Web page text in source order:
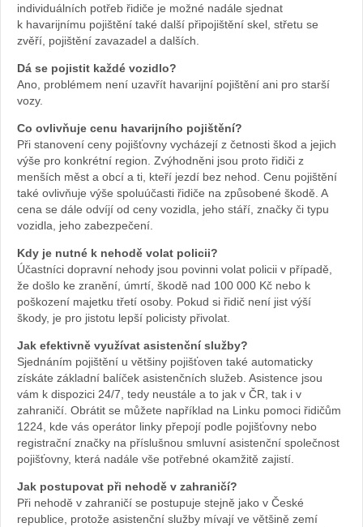
individuálních potřeb řidiče je možné nadále sjednat
k havarijnímu pojištění také další připojištění skel, střetu se
zvěří, pojištění zavazadel a dalších.
Dá se pojistit každé vozidlo?
Ano, problémem není uzavřít havarijní pojištění ani pro starší
vozy.
Co ovlivňuje cenu havarijního pojištění?
Při stanovení ceny pojišťovny vycházejí z četnosti škod a jejich
výše pro konkrétní region. Zvýhodněni jsou proto řidiči z
menších měst a obcí a ti, kteří jezdí bez nehod. Cenu pojištění
také ovlivňuje výše spoluúčasti řidiče na způsobené škodě. A
cena se dále odvíjí od ceny vozidla, jeho stáří, značky či typu
vozidla, jeho zabezpečení.
Kdy je nutné k nehodě volat policii?
Účastníci dopravní nehody jsou povinni volat policii v případě,
že došlo ke zranění, úmrtí, škodě nad 100 000 Kč nebo k
poškození majetku třetí osoby. Pokud si řidič není jist výší
škody, je pro jistotu lepší policisty přivolat.
Jak efektivně využívat asistenční služby?
Sjednáním pojištění u většiny pojišťoven také automaticky
získáte základní balíček asistenčních služeb. Asistence jsou
vám k dispozici 24/7, tedy neustále a to jak v ČR, tak i v
zahraničí. Obrátit se můžete například na Linku pomoci řidičům
1224, kde vás operátor linky přepojí podle pojišťovny nebo
registrační značky na příslušnou smluvní asistenční společnost
pojišťovny, která nadále vše potřebné okamžitě zajistí.
Jak postupovat při nehodě v zahraničí?
Při nehodě v zahraničí se postupuje stejně jako v České
republice, protože asistenční služby mívají ve většině zemí